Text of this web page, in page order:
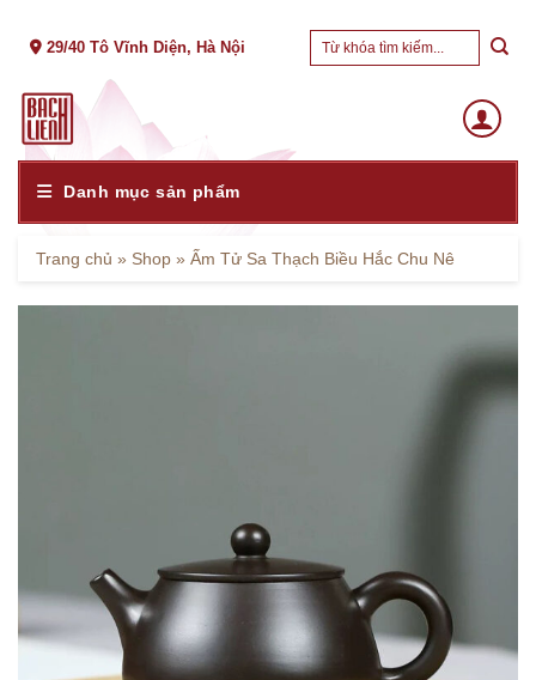
29/40 Tô Vĩnh Diện, Hà Nội
Tìm
Danh mục sản phẩm
Trang chủ » Shop » Ấm Tử Sa Thạch Biều Hắc Chu Nê